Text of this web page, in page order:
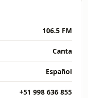
106.5 FM
Canta
Español
+51 998 636 855